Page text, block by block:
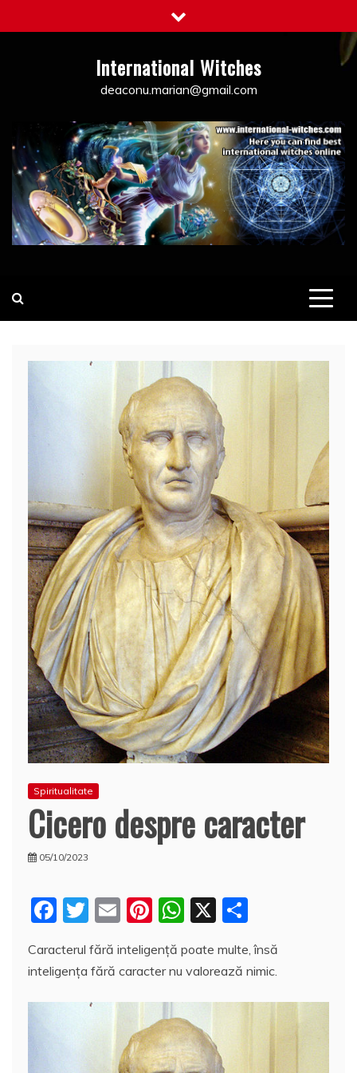
to
International Witches
deaconu.marian@gmail.com
Spiritualitate
Cicero despre caracter
05/10/2023
F
c
e
b
T
itt
er
E
ai
l
Pi
er
e
st
W
at
s
A
p
p
X
rt
aj
e
a
z
Caracterul fără inteligenţă poate multe, însă
inteligenţa fără caracter nu valorează nimic.